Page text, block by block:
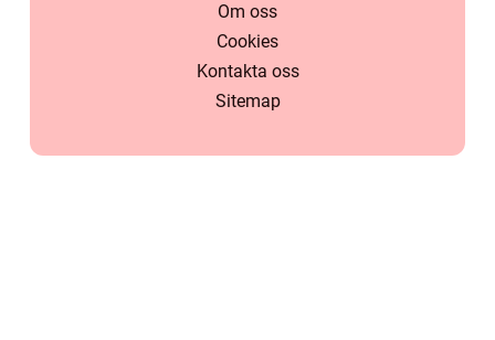
Om oss
Cookies
Kontakta oss
Sitemap